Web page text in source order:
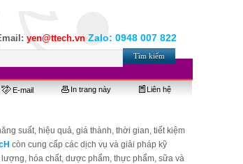
yen@ttech.vn Zalo: 0948 007 822
E-mail In trang này Liên hệ
suất, hiệu quả, giá thành, thời gian, tiết kiệm
còn cung cấp các dịch vụ và giải pháp kỹ
hóa chất, dược phẩm, thực phẩm, sữa và